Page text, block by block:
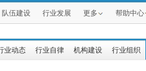
队伍建设 行业发展 更多 帮助中心
业动态 行业自律 机构建设 行业组织